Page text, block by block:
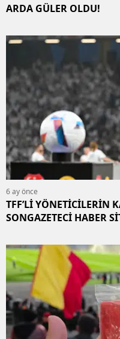
ARDA GÜLER OLDU!
6 ay önce
TFF’Lİ YÖNETİCİLERİN
SONGAZETECİ HABER